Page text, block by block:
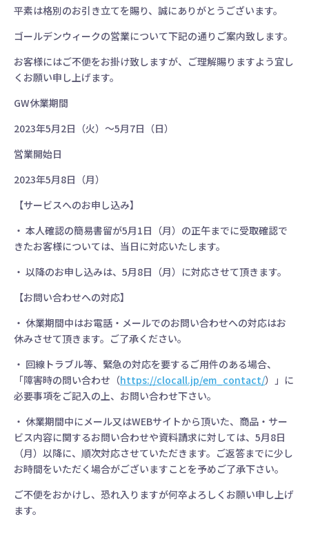
平素は格別のお引き立てを賜り、誠にありがとうございます。
ゴールデンウィークの営業について下記の通りご案内致します。
お客様にはご不便をお掛け致しますが、ご理解賜りますよう宜し
くお願い申し上げます。
GW休業期間
2023年5月2日（火）～5月7日（日）
営業開始日
2023年5月8日（月）
【サービスへのお申し込み】
・ 本人確認の簡易書留が5月1日（月）の正午までに受取確認で
きたお客様については、当日に対応いたします。
・ 以降のお申し込みは、5月8日（月）に対応させて頂きます。
【お問い合わせへの対応】
・ 休業期間中はお電話・メールでのお問い合わせへの対応はお
休みさせて頂きます。ご了承ください。
・ 回線トラブル等、緊急の対応を要するご用件のある場合、
「障害時の問い合わせ（https://clocall.jp/em_contact/）」に
必要事項をご記入の上、お問い合わせ下さい。
・ 休業期間中にメール又はWEBサイトから頂いた、商品・サー
ビス内容に関するお問い合わせや資料請求に対しては、5月8日
（月）以降に、順次対応させていただきます。ご返答までに少し
お時間をいただく場合がございますことを予めご了承下さい。
ご不便をおかけし、恐れ入りますが何卒よろしくお願い申し上げ
ます。